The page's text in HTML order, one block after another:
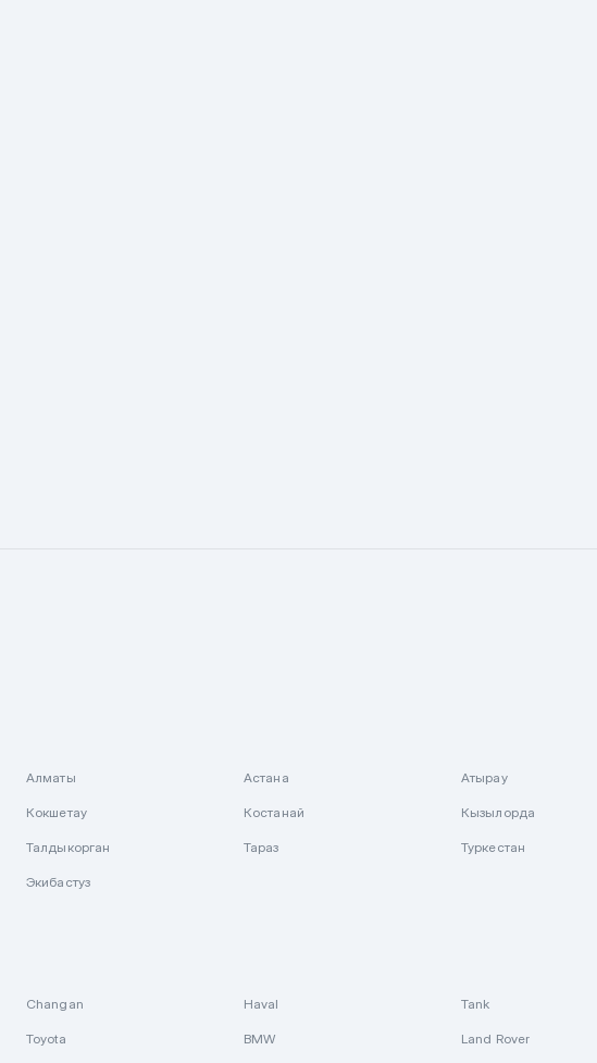
Алматы Астана Атырау
Кокшетау Костанай Кызылорда
Талдыкорган Тараз Туркестан
Экибастуз
Changan Haval Tank
Toyota BMW Land Rover